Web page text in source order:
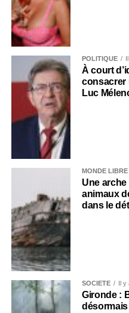
POLITIQUE
À court
consacrer
Luc
MONDE LIBRE
Une
animaux
dans le
SOCIÉTÉ Il y
Gironde :
désormais